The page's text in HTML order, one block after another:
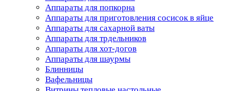
Аппараты для попкорна
Аппараты для приготовления сосисок в яйце
Аппараты для сахарной ваты
Аппараты для трдельников
Аппараты для хот-догов
Аппараты для шаурмы
Блинницы
Вафельницы